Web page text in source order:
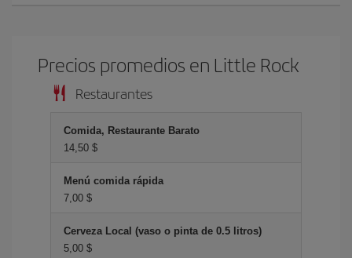
Precios promedios en Little Rock
Restaurantes
Comida, Restaurante Barato
14,50 $
Menú comida rápida
7,00 $
Cerveza Local (vaso o pinta de 0.5 litros)
5,00 $